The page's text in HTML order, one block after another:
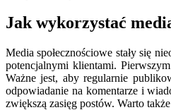
Jak wykorzystać
Media społecznościowe stały się
potencjalnymi klientami.
Ważne jest, aby regularnie
odpowiadanie na komentarze i
zwiększą zasięg postów. Warto